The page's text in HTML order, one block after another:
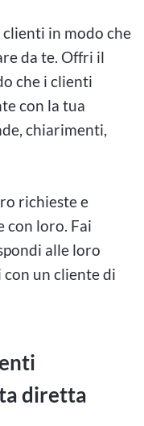
in modo che
da te. Offri il
che i clienti
con la tua
chiarimenti,
richieste e
con loro. Fai
alle loro
un cliente di
diretta